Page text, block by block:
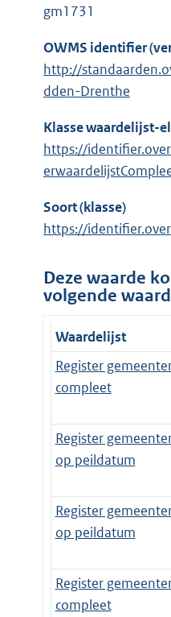
gm1731
OWMS identifier
http://
dden-Drenthe
Klasse waardelijst-
https://
Soort (klasse)
https://
Deze waarde
volgende
Waardelijst
Register
compleet
Register
op peildatum
Register
op peildatum
Register
compleet